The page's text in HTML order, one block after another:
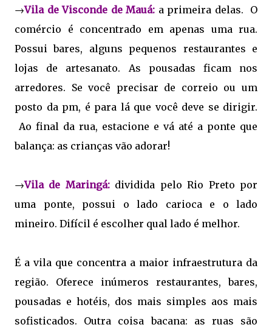
→Vila de Visconde de Mauá: a primeira delas. O
comércio é concentrado em apenas uma rua.
Possui bares, alguns pequenos restaurantes e
lojas de artesanato. As pousadas ficam nos
arredores. Se você precisar de correio ou um
posto da pm, é para lá que você deve se dirigir.
Ao final da rua, estacione e vá até a ponte que
balança: as crianças vão adorar!
→Vila de Maringá: dividida pelo Rio Preto por
uma ponte, possui o lado carioca e o lado
mineiro. Difícil é escolher qual lado é melhor.
É a vila que concentra a maior infraestrutura da
região. Oferece inúmeros restaurantes, bares,
pousadas e hotéis, dos mais simples aos mais
sofisticados. Outra coisa bacana: as ruas são